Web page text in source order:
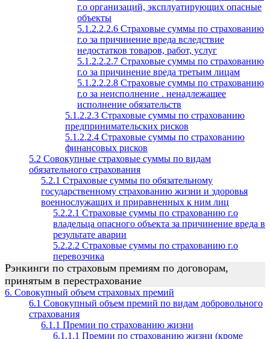
г.о организаций, эксплуатирующих опасные
объекты
5.1.2.2.2.6 Страховые суммы по страхованию
г.о за причинение вреда вследствие
недостатков товаров, работ, услуг
5.1.2.2.2.7 Страховые суммы по страхованию
г.о за причинение вреда третьим лицам
5.1.2.2.2.8 Страховые суммы по страхованию
г.о за неисполнение . ненадлежащее
исполнение обязательств
5.1.2.2.3 Страховые суммы по страхованию
предпринимательских рисков
5.1.2.2.4 Страховые суммы по страхованию
финансовых рисков
5.2 Совокупные страховые суммы по видам
обязательного страхования
5.2.1 Страховые суммы по обязательному
государственному страхованию жизни и здоровья
военнослужащих и приравненных к ним лиц
5.2.2.1 Страховые суммы по страхованию г.о
владельца опасного объекта за причинение вреда в
результате аварии
5.2.2.2 Страховые суммы по страхованию г.о
перевозчика
Рэнкинги по страховым премиям по договорам,
принятым в перестрахование
6. Совокупный объем страховых премий
6.1 Совокупный объем премий по видам добровольного
страхования
6.1.1 Премии по страхованию жизни
6.1.1.1 Премии по страхованию жизни (кроме